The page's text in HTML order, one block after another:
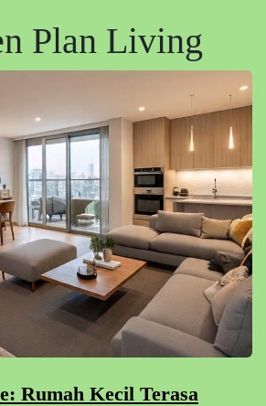
Plan Living
Rumah Kecil Terasa